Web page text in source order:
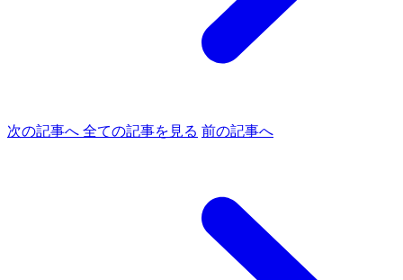
次の記事へ 全ての記事を見る 前の記事へ